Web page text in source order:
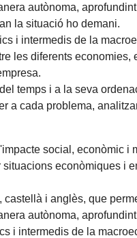
autònoma,
la situació ho demani.
i intermedis de la
les diferents
temps i a la seva
a cada problema,
social, econòmic i
econòmiques i
i anglès, que
autònoma,
i intermedis de la